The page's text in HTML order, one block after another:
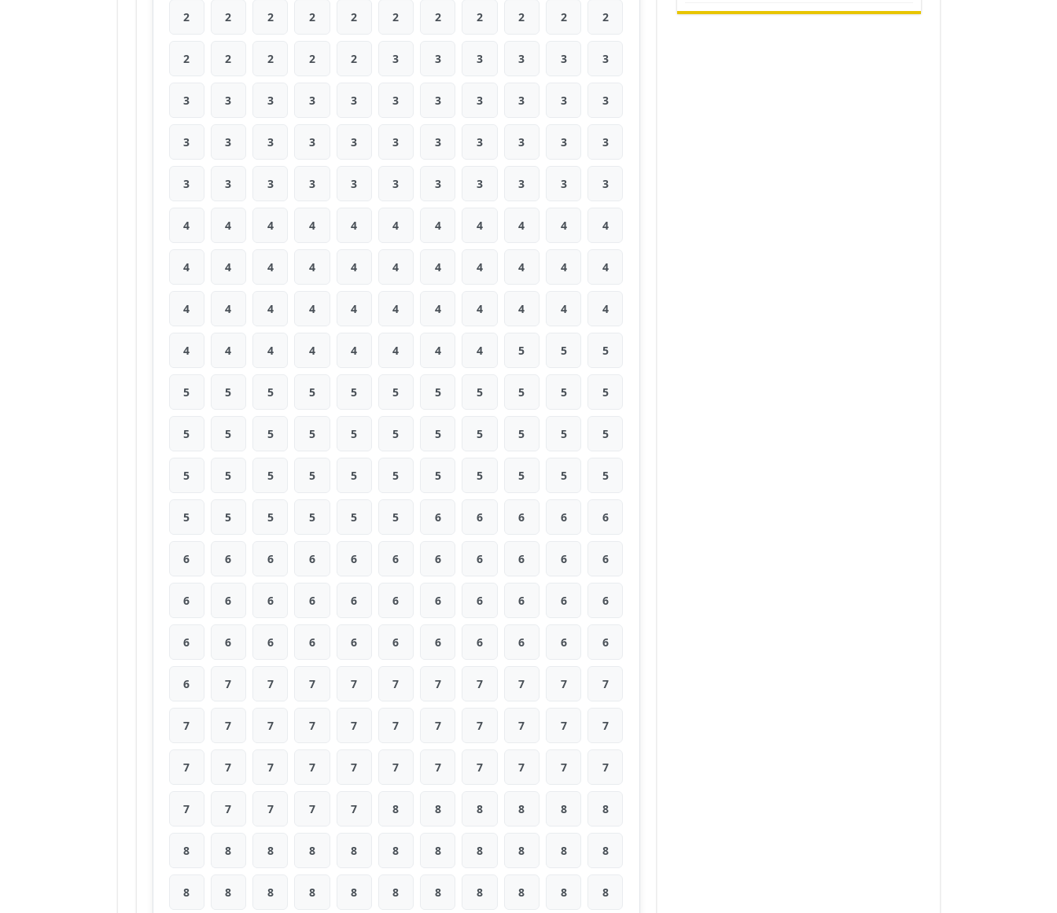
2 2 2 2 2 2 2 2 2 2 2
2 2 2 2 2 3 3 3 3 3 3
3 3 3 3 3 3 3 3 3 3 3
3 3 3 3 3 3 3 3 3 3 3
3 3 3 3 3 3 3 3 3 3 3
4 4 4 4 4 4 4 4 4 4 4
4 4 4 4 4 4 4 4 4 4 4
4 4 4 4 4 4 4 4 4 4 4
4 4 4 4 4 4 4 4 5 5 5
5 5 5 5 5 5 5 5 5 5 5
5 5 5 5 5 5 5 5 5 5 5
5 5 5 5 5 5 5 5 5 5 5
5 5 5 5 5 5 6 6 6 6 6
6 6 6 6 6 6 6 6 6 6 6
6 6 6 6 6 6 6 6 6 6 6
6 6 6 6 6 6 6 6 6 6 6
6 7 7 7 7 7 7 7 7 7 7
7 7 7 7 7 7 7 7 7 7 7
7 7 7 7 7 7 7 7 7 7 7
7 7 7 7 7 8 8 8 8 8 8
8 8 8 8 8 8 8 8 8 8 8
8 8 8 8 8 8 8 8 8 8 8